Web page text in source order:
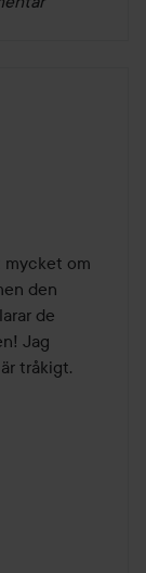
om
den
de
Jag
tråkigt.